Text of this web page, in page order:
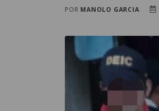
POR MANOLO GARCIA